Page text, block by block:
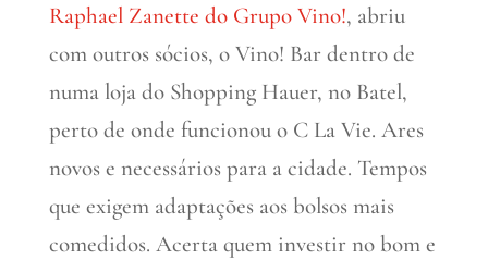
Raphael Zanette do Grupo Vino!, abriu
com outros sócios, o Vino! Bar dentro de
numa loja do Shopping Hauer, no Batel,
perto de onde funcionou o C La Vie. Ares
novos e necessários para a cidade. Tempos
que exigem adaptações aos bolsos mais
comedidos. Acerta quem investir no bom e